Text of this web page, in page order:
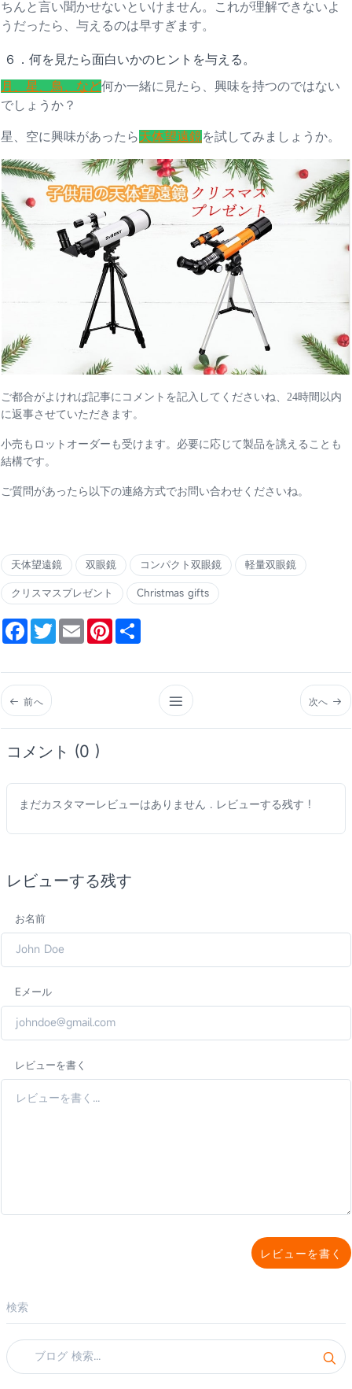
ちんと言い聞かせないといけません。これが理解できないよ
うだったら、与えるのは早すぎます。
６．何を見たら面白いかのヒントを与える。
月、星、鳥、など何か一緒に見たら、興味を持つのではない
でしょうか？
星、空に興味があったら天体望遠鏡を試してみましょうか。
ご都合がよければ記事にコメントを記入してくださいね、24時間以内
に返事させていただきます。
小売もロットオーダーも受けます。必要に応じて製品を誂えることも
結構です。
ご質問があったら以下の連絡方式でお問い合わせくださいね。
天体望遠鏡 双眼鏡 コンパクト双眼鏡
軽量双眼鏡
クリスマスプレゼント
Christmas gifts
FacebookTwitterEmail Pinterest
前へ 次へ
コメント (0 )
まだカスタマーレビューはありません . レビューする残す !
レビューする残す
お名前
Eメール
レビューを書く
レビューを書く
検索